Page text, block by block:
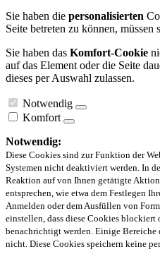
Sie haben die personalisierten
Seite betreten zu können, müssen
Sie haben das Komfort-Cookie
auf das Element oder die Seite
dieses per Auswahl zulassen.
Notwendig
Komfort
Notwendig:
Diese Cookies sind zur Funktion der
Systemen nicht deaktiviert werden. In
Reaktion auf von Ihnen getätigte
entsprechen, wie etwa dem Festlegen
Anmelden oder dem Ausfüllen von
einstellen, dass diese Cookies blockiert
benachrichtigt werden. Einige
nicht. Diese Cookies speichern keine